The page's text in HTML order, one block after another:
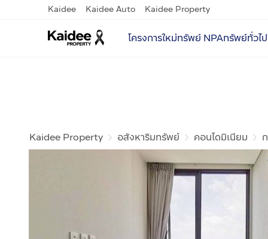
Kaidee Kaidee Auto Kaidee Property
โครงการใหม่ทรัพย์ NPAทรัพย์ทั่วไป
Kaidee Property อสังหาริมทรัพย์ คอนโดมิเนียม